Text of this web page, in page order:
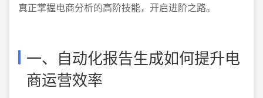
真正掌握电商分析的高阶技能，开启进阶之路。
一、自动化报告生成如何提升电
商运营效率